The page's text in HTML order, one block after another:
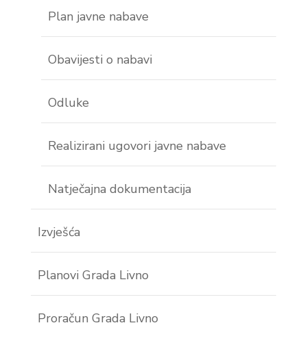
Plan javne nabave
Obavijesti o nabavi
Odluke
Realizirani ugovori javne nabave
Natječajna dokumentacija
Izvješća
Planovi Grada Livno
Proračun Grada Livno